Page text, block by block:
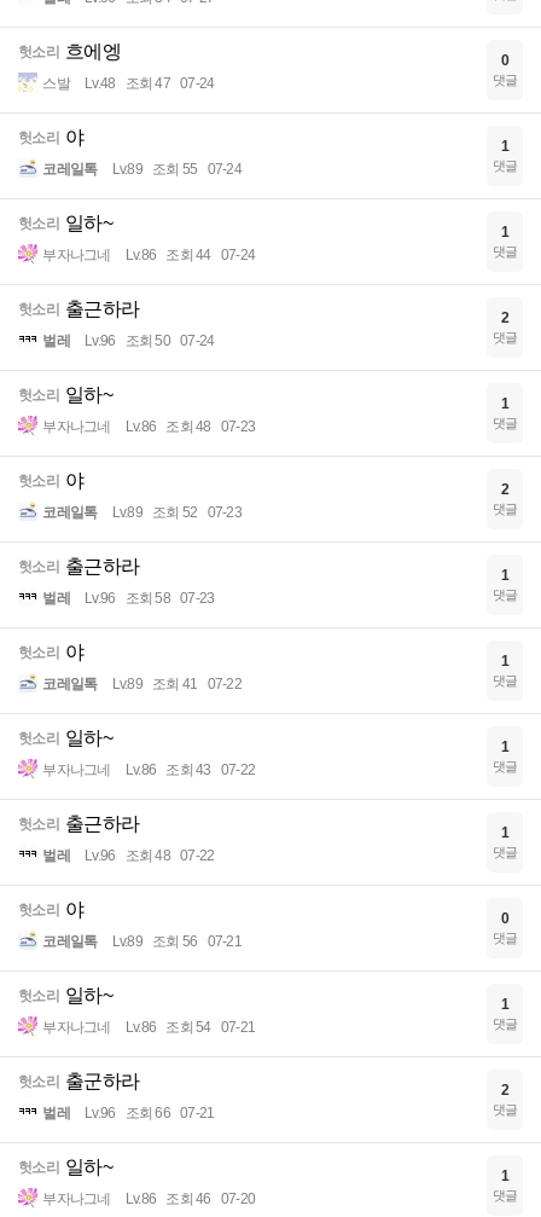
헛소리 흐에엥
스발 Lv.48 조회 47 07-24
0
댓글
헛소리 야
코레일톡 Lv.89 조회 55 07-24
1
댓글
헛소리 일하~
부자나그네 Lv.86 조회 44 07-24
1
댓글
헛소리 출근하라
벌레 Lv.96 조회 50 07-24
2
댓글
헛소리 일하~
부자나그네 Lv.86 조회 48 07-23
1
댓글
헛소리 야
코레일톡 Lv.89 조회 52 07-23
2
댓글
헛소리 출근하라
벌레 Lv.96 조회 58 07-23
1
댓글
헛소리 야
코레일톡 Lv.89 조회 41 07-22
1
댓글
헛소리 일하~
부자나그네 Lv.86 조회 43 07-22
1
댓글
헛소리 출근하라
벌레 Lv.96 조회 48 07-22
1
댓글
헛소리 야
코레일톡 Lv.89 조회 56 07-21
0
댓글
헛소리 일하~
부자나그네 Lv.86 조회 54 07-21
1
댓글
헛소리 출군하라
벌레 Lv.96 조회 66 07-21
2
댓글
헛소리 일하~
부자나그네 Lv.86 조회 46 07-20
1
댓글